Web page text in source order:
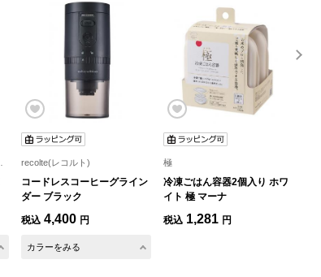
recolte(レコルト)
コードレスコーヒーグライン
ダー ブラック
税込 4,400 円
カラーをみる
極
冷凍ごはん容器2個入り ホワ
イト 極 マーナ
税込 1,281 円